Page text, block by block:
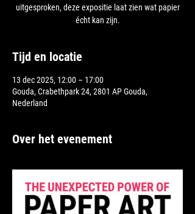
uitgesproken, deze expositie laat zien wat papier
Tijd en locatie
13 dec 2025, 12:00 – 17:00
Gouda, Crabethpark 24, 2801 AP Gouda,
Nederland
Over het evenement